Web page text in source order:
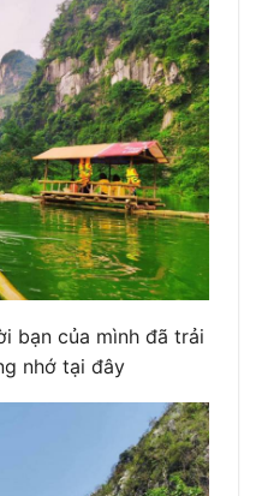
bạn của mình đã trải
nhớ tại đây